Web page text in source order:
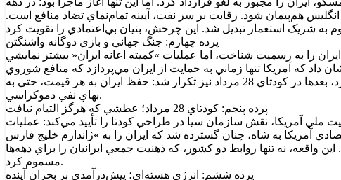
هم‌پيمان شود. رقابت بر سر نفت، آيينه تمام‌نماي تضاد منافع است.
پرده چهارم: جنگ جهاني و بازي دوگانه واشنگتن
توسط متفقين، آمريکا را به صحنه آورد. اگرچه رئيس‌جمهور روزولت در کنفرانس تهران 1943 استقلال ايران را به رسميت شناخت، اما عمليات »کميته اعانه ايران« بيشتر نمايشي
ارتش سرخ از آذربايجان، نشان داد که آمريکا تنها زماني به حمايت از ايران مي‌پردازد که منافع شوروي
در خطر باشد. به بياني، حمايت آمريکا از تماميت ارضي ايران، نه از سر دلسوزي، که بخشي از استراتژي مهار شوروي بود. اين رويکرد، بعد‌ها در کودتاي 28 مرداد نيز تکرار شد: حفظ ايران به هر قيمت، حتي به
بهاي نفي دموکراسي.
پرده پنجم: کودتاي 28 مرداد؛ عطشي که هرگز التيام نيافت
ملي آمريکا، نقش سازمان سيا در طراحي کودتا را تأييد مي‌کند: عمليات
آمريکا به شاه، چنان گسترده شد که ايران را به »ژاندارم خليج فارس
اين واقعه، نه تنها روابط دو کشور، که ذهنيت جمعي ايرانيان را براي دهه‌ها
مسموم کرد.
پرده ششم: انرژي هسته‌اي؛ پيش‌درآمدي بر بحران آينده